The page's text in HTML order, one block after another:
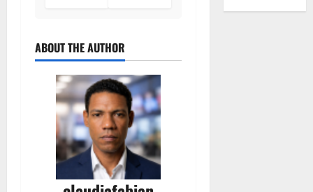
ABOUT THE AUTHOR